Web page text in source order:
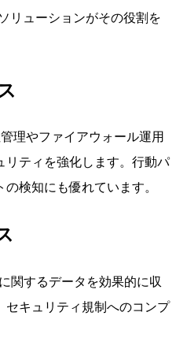
リューションがその役割を
理やファイアウォール運用
リティを強化します。行動パ
検知にも優れています。
関するデータを効果的に収
セキュリティ規制へのコンプ